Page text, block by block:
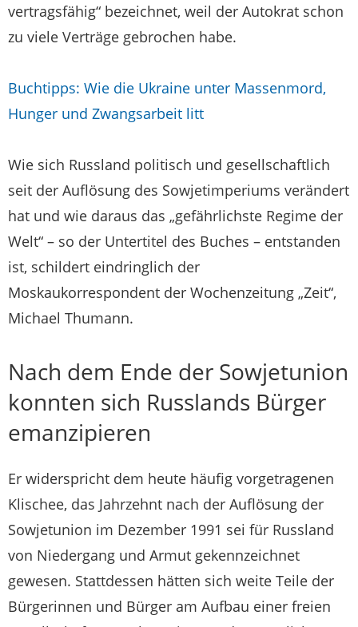
vertragsfähig“ bezeichnet, weil der Autokrat schon
zu viele Verträge gebrochen habe.
Buchtipps: Wie die Ukraine unter Massenmord,
Hunger und Zwangsarbeit litt
Wie sich Russland politisch und gesellschaftlich
seit der Auflösung des Sowjetimperiums verändert
hat und wie daraus das „gefährlichste Regime der
Welt“ – so der Untertitel des Buches – entstanden
ist, schildert eindringlich der
Moskaukorrespondent der Wochenzeitung „Zeit“,
Michael Thumann.
Nach dem Ende der Sowjetunion
konnten sich Russlands Bürger
emanzipieren
Er widerspricht dem heute häufig vorgetragenen
Klischee, das Jahrzehnt nach der Auflösung der
Sowjetunion im Dezember 1991 sei für Russland
von Niedergang und Armut gekennzeichnet
gewesen. Stattdessen hätten sich weite Teile der
Bürgerinnen und Bürger am Aufbau einer freien